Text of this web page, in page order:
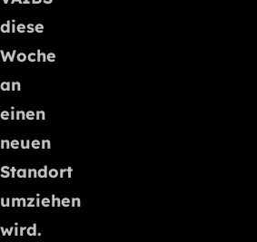
diese
Woche
an
einen
neuen
Standort
umziehen
wird.